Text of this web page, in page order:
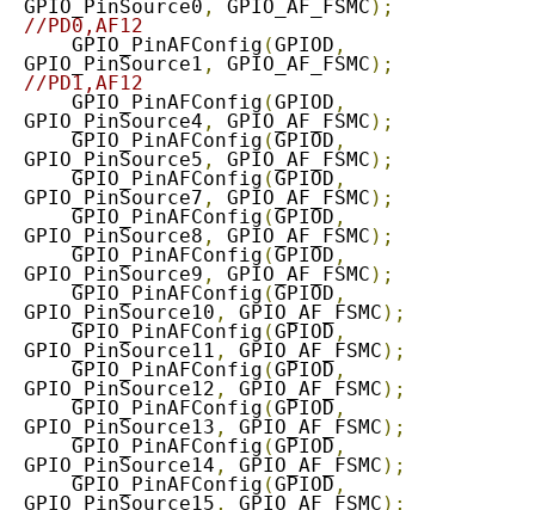
GPIO_PinSource0 , GPIO_AF_FSMC );
//PD0,AF12
    GPIO_PinAFConfig
(GPIOD ,
GPIO_PinSource1 , GPIO_AF_FSMC );
//PD1,AF12
    GPIO_PinAFConfig
(GPIOD ,
GPIO_PinSource4 , GPIO_AF_FSMC );
    GPIO_PinAFConfig
(GPIOD ,
GPIO_PinSource5 , GPIO_AF_FSMC );
    GPIO_PinAFConfig
(GPIOD ,
GPIO_PinSource7 , GPIO_AF_FSMC );
    GPIO_PinAFConfig
(GPIOD ,
GPIO_PinSource8 , GPIO_AF_FSMC );
    GPIO_PinAFConfig
(GPIOD ,
GPIO_PinSource9 , GPIO_AF_FSMC );
    GPIO_PinAFConfig
(GPIOD ,
GPIO_PinSource10 , GPIO_AF_FSMC );
    GPIO_PinAFConfig
(GPIOD ,
GPIO_PinSource11 , GPIO_AF_FSMC );
    GPIO_PinAFConfig
(GPIOD ,
GPIO_PinSource12 , GPIO_AF_FSMC );
    GPIO_PinAFConfig
(GPIOD ,
GPIO_PinSource13 , GPIO_AF_FSMC );
    GPIO_PinAFConfig
(GPIOD ,
GPIO_PinSource14 , GPIO_AF_FSMC );
    GPIO_PinAFConfig
(GPIOD ,
GPIO_PinSource15 , GPIO_AF_FSMC );